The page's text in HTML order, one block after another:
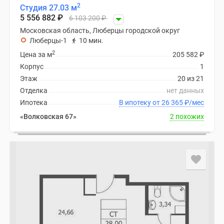
Студия 27.03 м2
5 556 882 ₽ 6 103 200₽
Московская область, Люберцы городской округ
Люберцы-1
10 мин.
205 582 ₽
Цена за м2
1
Корпус
20 из 21
Этаж
нет данных
Отделка
В ипотеку от 26 365₽/мес
Ипотека
«Волковская 67»
2 похожих